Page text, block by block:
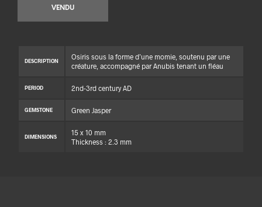
VENDU
DESCRIPTION
Osiris sous la forme d’une momie, soutenu par une
créature, accompagné par Anubis tenant un fléau
PERIOD 2nd-3rd century AD
GEMSTONE Green Jasper
DIMENSIONS
15 x 10 mm
Thickness : 2.3 mm